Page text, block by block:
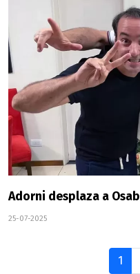
Adorni desplaza a
25-07-2025
1